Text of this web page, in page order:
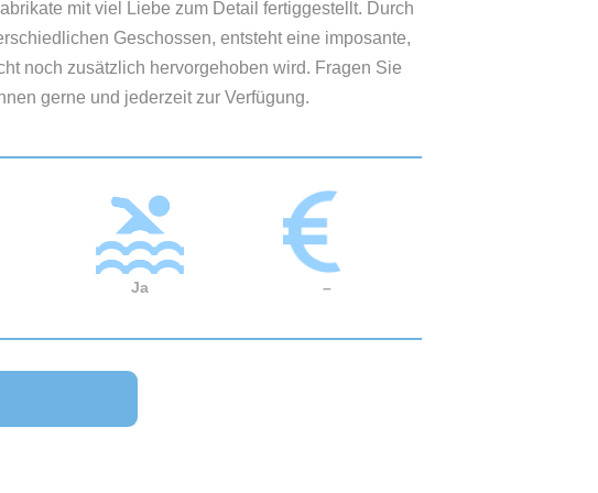
mit viel Liebe zum Detail fertiggestellt. Durch
Geschossen, entsteht eine imposante,
noch zusätzlich hervorgehoben wird. Fragen Sie
gerne und jederzeit zur Verfügung.
Ja –